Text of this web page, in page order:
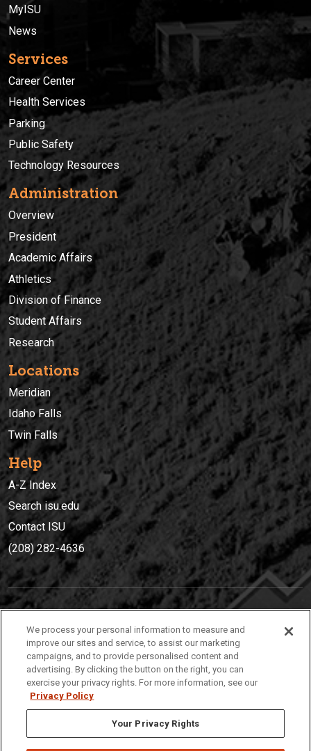
MyISU
News
Services
Career Center
Health Services
Parking
Public Safety
Technology Resources
Administration
Overview
President
Academic Affairs
Athletics
Division of Finance
Student Affairs
Research
Locations
Meridian
Idaho Falls
Twin Falls
Help
A-Z Index
Search isu.edu
Contact ISU
(208) 282-4636
(208) 282-4636
921 South 8th Avenue | Pocatello, Idaho, 83209
We process your personal information to measure and
improve our sites and service, to assist our marketing
campaigns, and to provide personalised content and
advertising. By clicking the button on the right, you can
exercise your privacy rights. For more information, see our
Privacy Policy
Your Privacy Rights